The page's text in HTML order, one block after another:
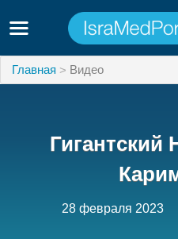
Главная Видео
Гигантский
28 февраля 2023